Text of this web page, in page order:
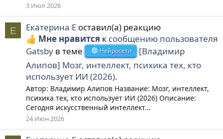
3 Июл 2026
Е Екатерина Е оставил(а) реакцию
Мне нравится к сообщению пользователя
Gatsby в теме Нейросети
[Владимир
Алипов] Мозг, интеллект, психика тех, кто
использует ИИ (2026).
Автор: Владимир Алипов Название: Мозг, интеллект,
психика тех, кто использует ИИ (2026) Описание:
Сегодня искусственный интеллект...
24 Июн 2026